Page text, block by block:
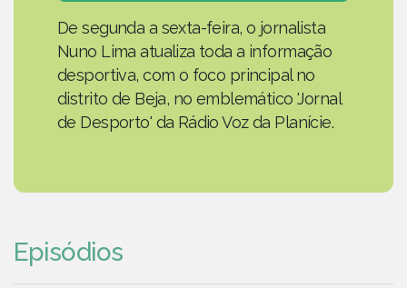
De segunda a sexta-feira, o jornalista
Nuno Lima atualiza toda a informação
desportiva, com o foco principal no
distrito de Beja, no emblemático 'Jornal
de Desporto' da Rádio Voz da Planície.
Episódios